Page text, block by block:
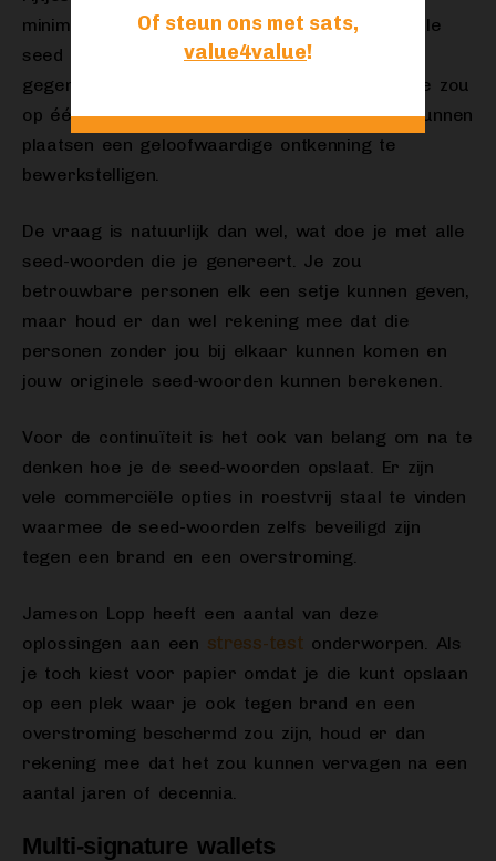
minimaal twee van de drie nodig om je originele
seed weer te berekenen. Elk van deze
gegenereerde seeds is op zich bruikbaar en je zou
op één of meer een kleine hoeveelheid sats kunnen
plaatsen een geloofwaardige ontkenning te
bewerkstelligen.
De vraag is natuurlijk dan wel, wat doe je met alle
seed-woorden die je genereert. Je zou
betrouwbare personen elk een setje kunnen geven,
maar houd er dan wel rekening mee dat die
personen zonder jou bij elkaar kunnen komen en
jouw originele seed-woorden kunnen berekenen.
Voor de continuïteit is het ook van belang om na te
denken hoe je de seed-woorden opslaat. Er zijn
vele commerciële opties in roestvrij staal te vinden
waarmee de seed-woorden zelfs beveiligd zijn
tegen een brand en een overstroming.
Jameson Lopp heeft een aantal van deze
oplossingen aan een stress-test onderworpen. Als
je toch kiest voor papier omdat je die kunt opslaan
op een plek waar je ook tegen brand en een
overstroming beschermd zou zijn, houd er dan
rekening mee dat het zou kunnen vervagen na een
aantal jaren of decennia.
Multi-signature wallets
Of steun ons met sats,
value4value!